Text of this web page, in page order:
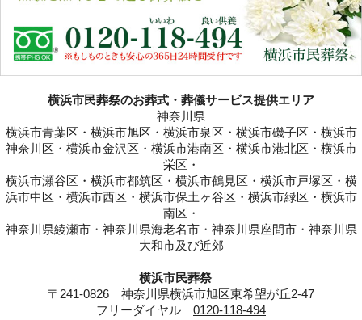
横浜市民葬祭のお葬式・葬儀サービス提供エリア
神奈川県
横浜市青葉区・横浜市旭区・横浜市泉区・横浜市磯子区・横浜市
神奈川区・横浜市金沢区・横浜市港南区・横浜市港北区・横浜市
栄区・
横浜市瀬谷区・横浜市都筑区・横浜市鶴見区・横浜市戸塚区・横
浜市中区・横浜市西区・横浜市保土ヶ谷区・横浜市緑区・横浜市
南区・
神奈川県綾瀬市・神奈川県海老名市・神奈川県座間市・神奈川県
大和市及び近郊
横浜市民葬祭
〒241-0826 神奈川県横浜市旭区東希望が丘2-47
フリーダイヤル 0120-118-494